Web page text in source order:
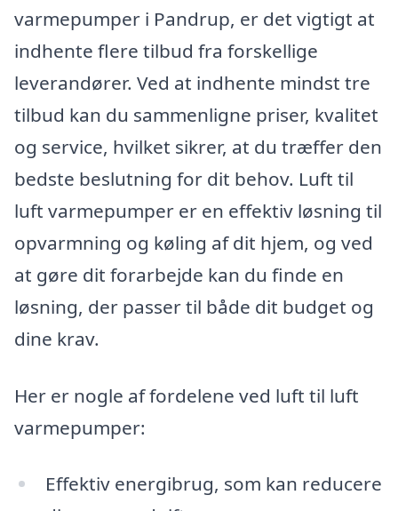
varmepumper i Pandrup, er det vigtigt at
indhente flere tilbud fra forskellige
leverandører. Ved at indhente mindst tre
tilbud kan du sammenligne priser, kvalitet
og service, hvilket sikrer, at du træffer den
bedste beslutning for dit behov. Luft til
luft varmepumper er en effektiv løsning til
opvarmning og køling af dit hjem, og ved
at gøre dit forarbejde kan du finde en
løsning, der passer til både dit budget og
dine krav.
Her er nogle af fordelene ved luft til luft
varmepumper:
Effektiv energibrug, som kan reducere